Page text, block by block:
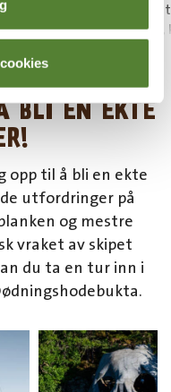
rer opp i
til
To
vannkoker,
BLI EN EKTE
opp til å bli en ekte
utfordringer på
og mestre
vraket av skipet
du ta en tur inn i